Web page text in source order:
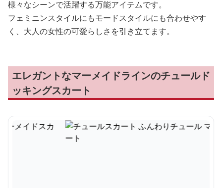
様々なシーンで活躍する万能アイテムです。
フェミニンスタイルにもモードスタイルにも合わせやす
く、大人の女性の可愛らしさを引き立てます。
エレガントなマーメイドラインのチュールド
ッキングスカート